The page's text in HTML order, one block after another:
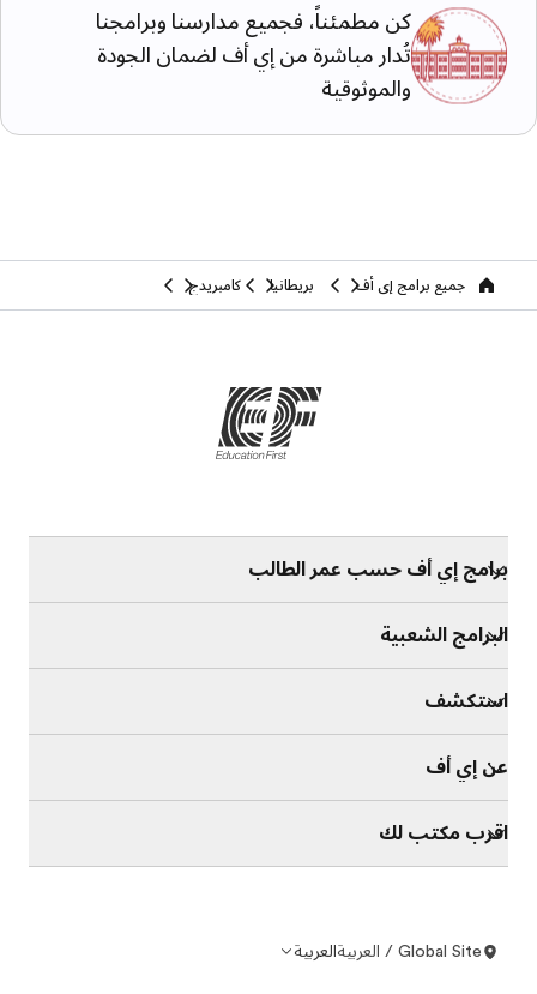
كن مطمئناً، فجميع مدارسنا وبرامجنا
تُدار مباشرة من إي أف لضمان الجودة
والموثوقية
homeجميع برامج إي أف بريطانيا كامبريدج
برامج إي أف حسب عمر الطالب
البرامج الشعبية
استكشف
عن إي أف
اقرب مكتب لك
Global Site / العربية العربية